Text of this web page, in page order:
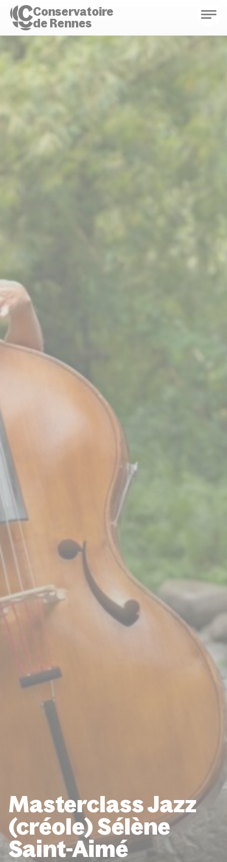
Conservatoire
de Rennes
Enseignements
EXTRANET
Masterclass Jazz
(créole) Sélène
Saint-Aimé